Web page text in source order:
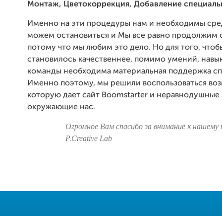
Монтаж, Цветокоррекция, Добавление
Именно на эти процедуры нам и необходимы
можем остановиться и Мы все равно продолжим
потому что мы любим это дело. Но для того,
становилось качественнее, помимо умений,
команды необходима материальная поддержка
Именно поэтому, мы решили воспользоваться
которую дает сайт Boomstarter и
окружающие нас.
Огромное Вам спасибо за внимание к нашему
P.Creative Lab